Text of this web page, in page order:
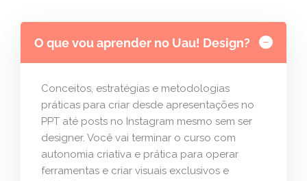
O que vou aprender no Uau! Design?
Conceitos, estratégias e metodologias
práticas para criar desde apresentações no
PPT até posts no Instagram mesmo sem ser
designer. Você vai terminar o curso com
autonomia criativa e prática para operar
ferramentas e criar visuais exclusivos e